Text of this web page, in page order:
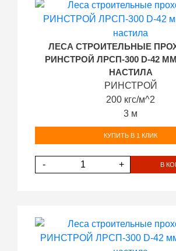
ЛЕСА СТРОИТЕЛЬНЫЕ
РИНСТРОЙ ЛРСП-300 D-42
НАСТИЛА
РИНСТРОЙ
200 кгс/м^2
3 м
КУПИТЬ В 1 КЛИК
- + В